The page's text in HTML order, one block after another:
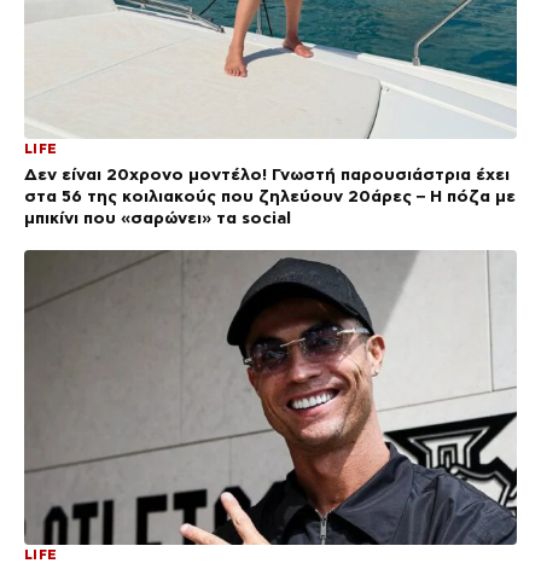
LIFE
Δεν είναι 20χρονο μοντέλο! Γνωστή παρουσιάστρια έχει
στα 56 της κοιλιακούς που ζηλεύουν 20άρες – Η πόζα με
μπικίνι που «σαρώνει» τα social
LIFE